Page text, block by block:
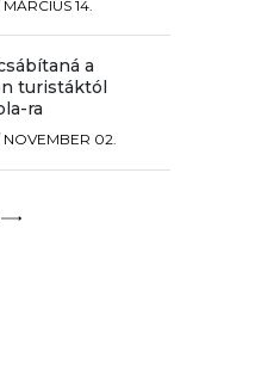
MÁRCIUS 14.
a
turistáktól
ra
NOVEMBER 02.